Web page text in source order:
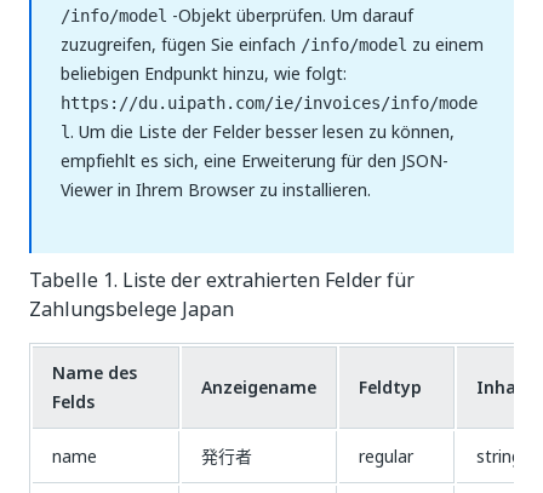
/info/model -Objekt überprüfen. Um darauf
zuzugreifen, fügen Sie einfach /info/model zu einem
beliebigen Endpunkt hinzu, wie folgt:
https://du.uipath.com/ie/invoices/info/mode
l. Um die Liste der Felder besser lesen zu können,
empfiehlt es sich, eine Erweiterung für den JSON-
Viewer in Ihrem Browser zu installieren.
Tabelle 1. Liste der extrahierten Felder für
Zahlungsbelege Japan
Name des
Felds
Anzeigename Feldtyp
name 発行者 regular string